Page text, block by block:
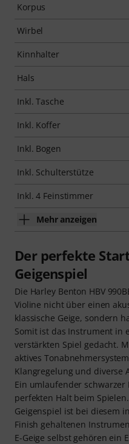
Korpus
Wirbel
Kinnhalter
Hals
Inkl. Tasche
Inkl. Koffer
Inkl. Bogen
Inkl. Schulterstütze
Inkl. 4 Feinstimmer
Mehr anzeigen
Der perfekte
Geigenspiel
Die Harley Benton HBV
Violine nicht über einen
klassische Geige, sondern
Somit ist das Instrument in
verstärkten Spiel gedacht.
aktives
Klangregelung und diverse
Ein umlaufender
perfekten Halt beim
Geigenspiel ist bei diesem
Finish gehaltenen
E-Geige selbst gehören ein